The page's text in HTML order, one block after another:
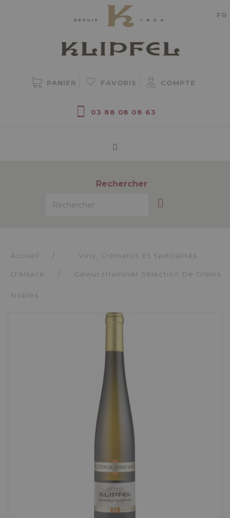
FR
PANIER FAVORIS COMPTE
03 88 08 08 63
Rechercher
Accueil / Vins, Crémants Et Spécialités
D'Alsace Gewurztraminer Sélection De Grains
Nobles